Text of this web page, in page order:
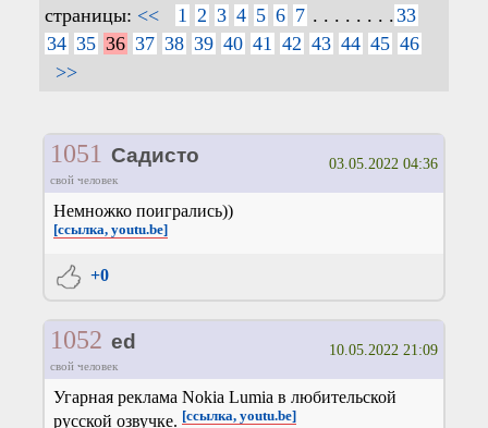
страницы: << 1 2 3 4 5 6 7 . . . . . . . .33
34 35 36 37 38 39 40 41 42 43 44 45 46
>>
1051 Садисто
свой человек
03.05.2022 04:36
Немножко поигрались))
[ссылка, youtu.be]
+0
1052 ed
свой человек
10.05.2022 21:09
Угарная реклама Nokia Lumia в любительской
русской озвучке. [ссылка, youtu.be]